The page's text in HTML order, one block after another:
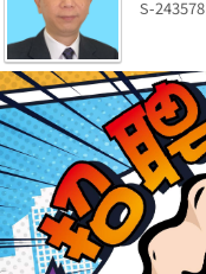
S-243578